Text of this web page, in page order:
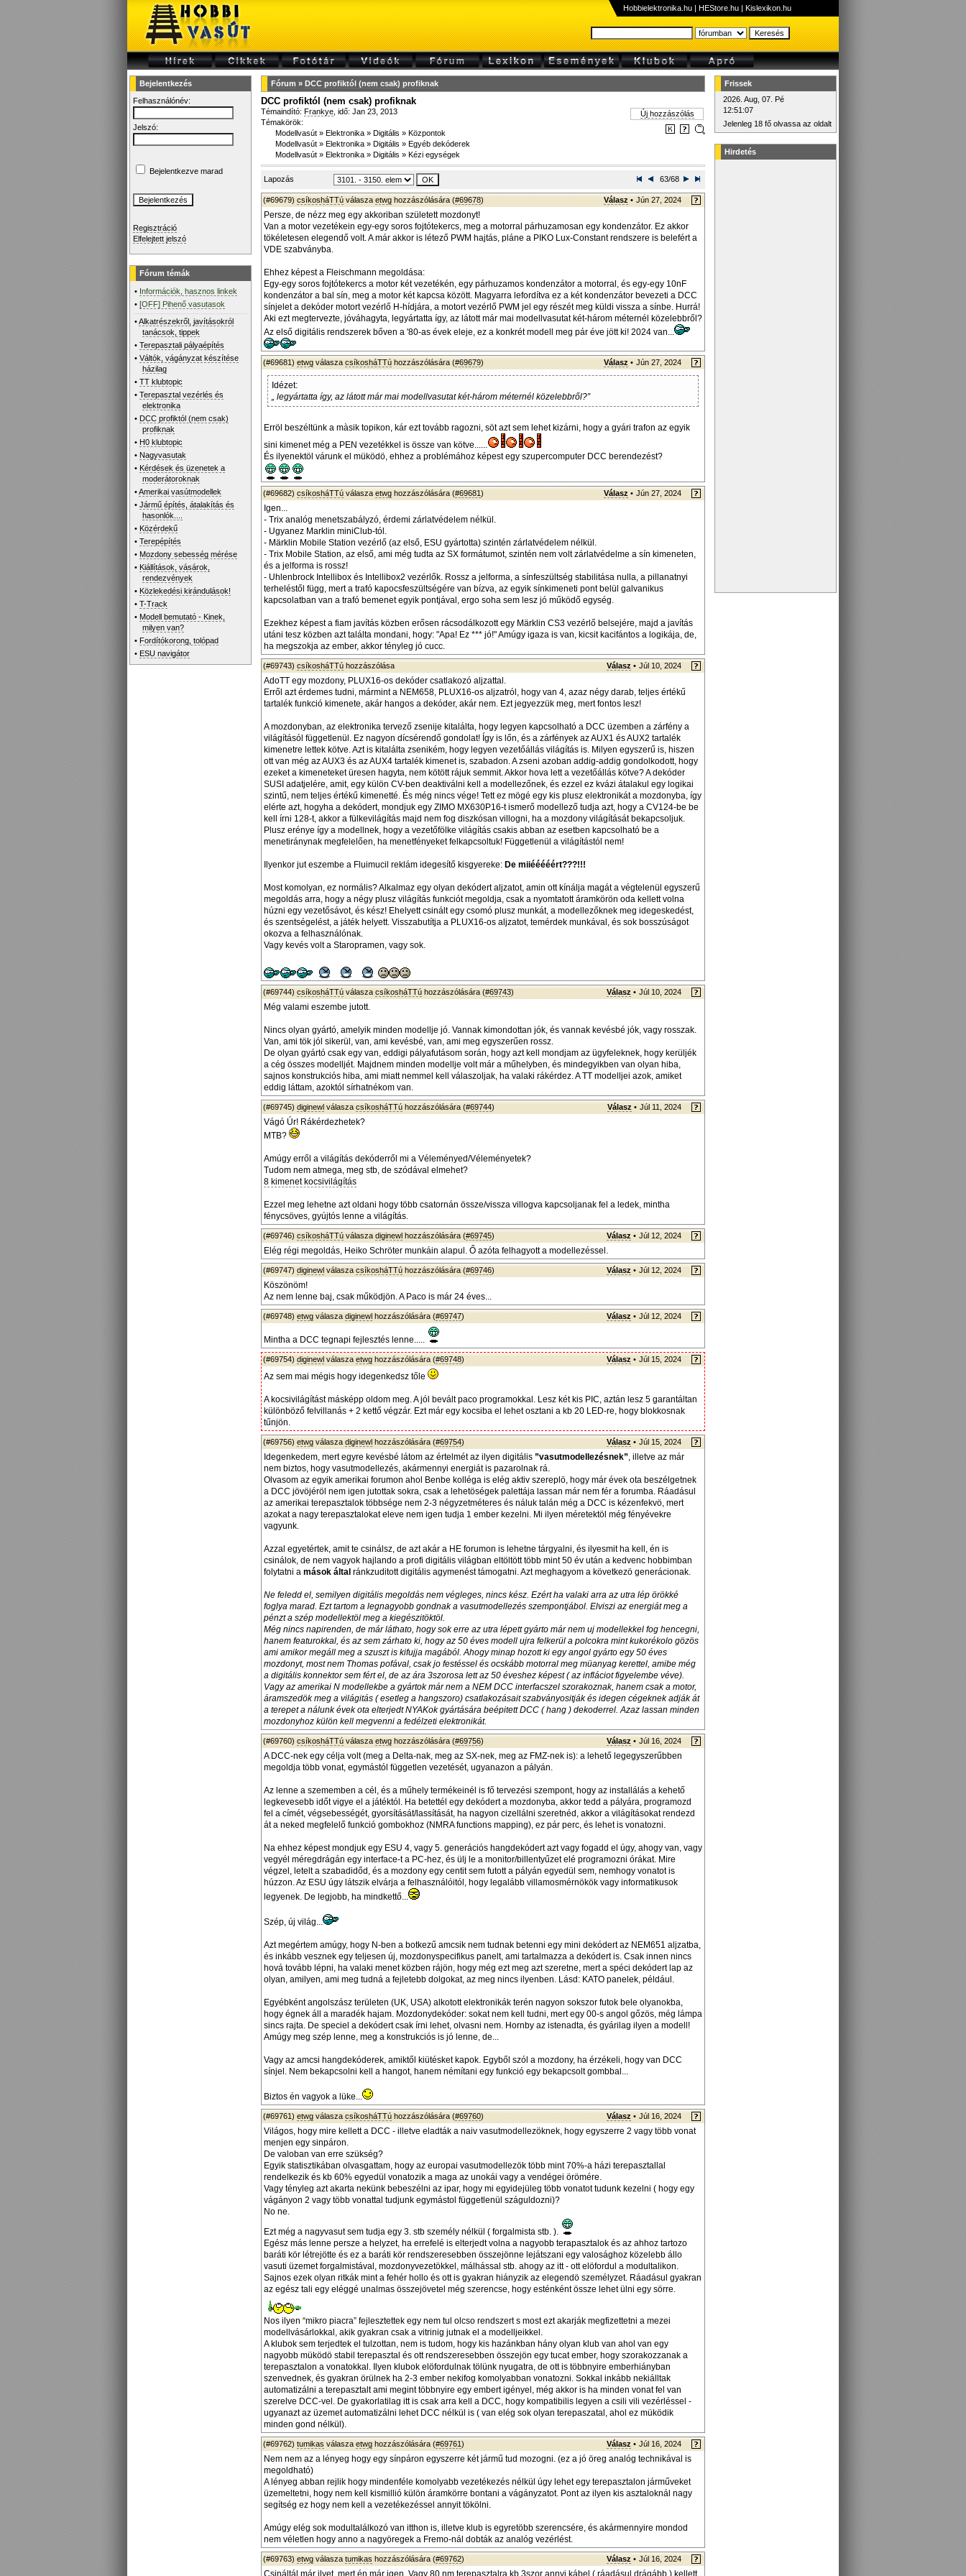
Hobbielektronika.hu | HEStore.hu | Kislexikon.hu
Bejelentkezés
Felhasználónév:
Jelszó:
Bejelentkezve marad
Regisztráció
Elfelejtett jelszó
Fórum témák
• Információk, hasznos linkek
•[OFF] Pihenő vasutasok
•Alkatrészekről, javításokról
tanácsok, tippek
•Terepasztali pályaépítés
•Váltók, vágányzat készítése
házilag
•TT klubtopic
•Terepasztal vezérlés és
elektronika
• DCC profiktól (nem csak)
profiknak
• H0 klubtopic
• Nagyvasutak
• Kérdések és üzenetek a
moderátoroknak
•Amerikai vasútmodellek
•Jármű építés, átalakítás és
hasonlók....
• Közérdekű
•Terepépítés
• Mozdony sebesség mérése
• Kiállítások, vásárok,
rendezvények
• Közlekedési kirándulások!
•T-Track
• Modell bemutató - Kinek,
milyen van?
• Fordítókorong, tolópad
• ESU navigátor
Fórum » DCC profiktól (nem csak) profiknak
DCC profiktól (nem csak) profiknak
Témaindító: Frankye , idő: Jan 23, 2013
Témakörök:
Modellvasút » Elektronika » Digitális » Központok
Modellvasút » Elektronika » Digitális » Egyéb dekóderek
Modellvasút » Elektronika » Digitális » Kézi egységek
Új hozzászólás
Lapozás 63/68
(#69679) csíkosháTTú válasza etwg hozzászólására (#69678) Válasz • Jún 27, 2024
Persze, de nézz meg egy akkoriban született mozdonyt!
Van a motor vezetékein egy-egy soros fojtótekercs, meg a motorral párhuzamosan egy kondenzátor. Ez akkor
tökéletesen elegendő volt. A már akkor is létező PWM hajtás, pláne a PIKO Lux-Constant rendszere is belefért a
VDE szabványba.
Ehhez képest a Fleischmann megoldása:
Egy-egy soros fojtótekercs a motor két vezetékén, egy párhuzamos kondenzátor a motorral, és egy-egy 10nF
kondenzátor a bal sín, meg a motor két kapcsa között. Magyarra lefordítva ez a két kondenzátor bevezeti a DCC
sínjelet a dekóder motort vezérlő H-hídjára, a motort vezérlő PWM jel egy részét meg küldi vissza a sínbe. Hurrá!
Aki ezt megtervezte, jóváhagyta, legyártatta így, az látott már mai modellvasutat két-három méternél közelebbről?
Az első digitális rendszerek bőven a '80-as évek eleje, ez a konkrét modell meg pár éve jött ki! 2024 van...
(#69681) etwg válasza csíkosháTTú hozzászólására (#69679) Válasz • Jún 27, 2024
Idézet:
„ legyártatta így, az látott már mai modellvasutat két-három méternél közelebbről?”
Erröl beszéltünk a màsik topikon, kár ezt tovább ragozni, söt azt sem lehet kizárni, hogy a gyári trafon az egyik
sini kimenet még a PEN vezetékkel is össze van kötve......
És ilyenektöl várunk el müködö, ehhez a problémához képest egy szupercomputer DCC berendezést?
(#69682) csíkosháTTú válasza etwg hozzászólására (#69681) Válasz • Jún 27, 2024
Igen...
- Trix analóg menetszabályzó, érdemi zárlatvédelem nélkül.
- Ugyanez Marklin miniClub-tól.
- Märklin Mobile Station vezérlő (az első, ESU gyártotta) szintén zárlatvédelem nélkül.
- Trix Mobile Station, az első, ami még tudta az SX formátumot, szintén nem volt zárlatvédelme a sín kimeneten,
és a jelforma is rossz!
- Uhlenbrock Intellibox és Intellibox2 vezérlők. Rossz a jelforma, a sínfeszültség stabilitása nulla, a pillanatnyi
terheléstől függ, mert a trafó kapocsfeszültségére van bízva, az egyik sínkimeneti pont belül galvanikus
kapcsolatban van a trafó bemenet egyik pontjával, ergo soha sem lesz jó működő egység.
Ezekhez képest a fiam javítás közben erősen rácsodálkozott egy Märklin CS3 vezérlő belsejére, majd a javítás
utáni tesz közben azt találta mondani, hogy: "Apa! Ez *** jó!" Amúgy igaza is van, kicsit kacifántos a logikája, de,
ha megszokja az ember, akkor tényleg jó cucc.
(#69743) csíkosháTTú hozzászólása Válasz • Júl 10, 2024
AdoTT egy mozdony, PLUX16-os dekóder csatlakozó aljzattal.
Erről azt érdemes tudni, mármint a NEM658, PLUX16-os aljzatról, hogy van 4, azaz négy darab, teljes értékű
tartalék funkció kimenete, akár hangos a dekóder, akár nem. Ezt jegyezzük meg, mert fontos lesz!
A mozdonyban, az elektronika tervező zsenije kitalálta, hogy legyen kapcsolható a DCC üzemben a zárfény a
világításól függetlenül. Ez nagyon dícsérendő gondolat! Így is lőn, és a zárfények az AUX1 és AUX2 tartalék
kimenetre lettek kötve. Azt is kitalálta zsenikém, hogy legyen vezetőállás világítás is. Milyen egyszerű is, hiszen
ott van még az AUX3 és az AUX4 tartalék kimenet is, szabadon. A zseni azoban addig-addig gondolkodott, hogy
ezeket a kimeneteket üresen hagyta, nem kötött rájuk semmit. Akkor hova lett a vezetőállás kötve? A dekóder
SUSI adatjelére, amit, egy külön CV-ben deaktiválni kell a modellezőnek, és ezzel ez kvázi átalakul egy logikai
szintű, nem teljes értékű kimenetté. És még nincs vége! Tett ez mögé egy kis plusz elektronikát a mozdonyba, így
elérte azt, hogyha a dekódert, mondjuk egy ZIMO MX630P16-t ismerő modellező tudja azt, hogy a CV124-be be
kell írni 128-t, akkor a fülkevilágítás majd nem fog diszkósan villogni, ha a mozdony világítását bekapcsoljuk.
Plusz erénye így a modellnek, hogy a vezetőfölke világítás csakis abban az esetben kapcsolható be a
menetiránynak megfelelően, ha menetfényeket felkapcsoltuk! Függetlenül a világítástól nem!
Ilyenkor jut eszembe a Fluimucil reklám idegesítő kisgyereke: De miiééééért???!!!
Most komolyan, ez normális? Alkalmaz egy olyan dekódert aljzatot, amin ott kínálja magát a végtelenül egyszerű
megoldás arra, hogy a négy plusz világítás funkciót megoldja, csak a nyomtatott áramkörön oda kellett volna
húzni egy vezetősávot, és kész! Ehelyett csinált egy csomó plusz munkát, a modellezőknek meg idegeskedést,
és szentségelést, a játék helyett. Visszabutítja a PLUX16-os aljzatot, temérdek munkával, és sok bosszúságot
okozva a felhasználónak.
Vagy kevés volt a Staropramen, vagy sok.
(#69744) csíkosháTTú válasza csíkosháTTú hozzászólására (#69743) Válasz • Júl 10, 2024
Még valami eszembe jutott.
Nincs olyan gyártó, amelyik minden modellje jó. Vannak kimondottan jók, és vannak kevésbé jók, vagy rosszak.
Van, ami tök jól sikerül, van, ami kevésbé, van, ami meg egyszerűen rossz.
De olyan gyártó csak egy van, eddigi pályafutásom során, hogy azt kell mondjam az ügyfeleknek, hogy kerüljék
a cég összes modelljét. Majdnem minden modellje volt már a műhelyben, és mindegyikben van olyan hiba,
sajnos konstrukciós hiba, ami miatt nemmel kell válaszoljak, ha valaki rákérdez. A TT modelljei azok, amiket
eddig láttam, azoktól sírhatnékom van.
(#69745) diginewl válasza csíkosháTTú hozzászólására (#69744) Válasz • Júl 11, 2024
Vágó Úr! Rákérdezhetek?
MTB?
Amúgy erről a világítás dekóderről mi a Véleményed/Véleményetek?
Tudom nem atmega, meg stb, de szódával elmehet?
8 kimenet kocsivilágítás
Ezzel meg lehetne azt oldani hogy több csatornán össze/vissza villogva kapcsoljanak fel a ledek, mintha
fénycsöves, gyújtós lenne a világítás.
(#69746) csíkosháTTú válasza diginewl hozzászólására (#69745) Válasz • Júl 12, 2024
Elég régi megoldás, Heiko Schröter munkáin alapul. Ő azóta felhagyott a modellezéssel.
(#69747) diginewl válasza csíkosháTTú hozzászólására (#69746) Válasz • Júl 12, 2024
Köszönöm!
Az nem lenne baj, csak működjön. A Paco is már 24 éves...
(#69748) etwg válasza diginewl hozzászólására (#69747) Válasz • Júl 12, 2024
Mintha a DCC tegnapi fejlesztés lenne.....
(#69754) diginewl válasza etwg hozzászólására (#69748) Válasz • Júl 15, 2024
Az sem mai mégis hogy idegenkedsz tőle
A kocsivilágítást másképp oldom meg. A jól bevált paco programokkal. Lesz két kis PIC, aztán lesz 5 garantáltan
különböző felvillanás + 2 kettő végzár. Ezt már egy kocsiba el lehet osztani a kb 20 LED-re, hogy blokkosnak
tűnjön.
(#69756) etwg válasza diginewl hozzászólására (#69754) Válasz • Júl 15, 2024
Idegenkedem, mert egyre kevésbé látom az értelmét az ilyen digitális ”vasutmodellezésnek”, illetve az már
nem biztos, hogy vasutmodellezés, akármennyi energiát is pazarolnak rá.
Olvasom az egyik amerikai forumon ahol Benbe kolléga is elég aktiv szereplö, hogy már évek ota beszélgetnek
a DCC jövöjéröl nem igen jutottak sokra, csak a lehetöségek palettája lassan már nem fér a forumba. Ráadásul
az amerikai terepasztalok többsége nem 2-3 négyzetméteres és náluk talán még a DCC is kézenfekvö, mert
azokat a nagy terepasztalokat eleve nem igen tudja 1 ember kezelni. Mi ilyen méretektöl még fényévekre
vagyunk.
Azzal egyetértek, amit te csinálsz, de azt akár a HE forumon is lehetne tárgyalni, és ilyesmit ha kell, én is
csinálok, de nem vagyok hajlando a profi digitális világban eltöltött több mint 50 év után a kedvenc hobbimban
folytatni a mások által ránkzuditott digitális agymenést támogatni. Azt meghagyom a következö generácionak.
Ne feledd el, semilyen digitális megoldás nem végleges, nincs kész. Ezért ha valaki arra az utra lép örökké
foglya marad. Ezt tartom a legnagyobb gondnak a vasutmodellezés szempontjábol. Elviszi az energiát meg a
pénzt a szép modellektöl meg a kiegészitöktöl.
Még nincs napirenden, de már láthato, hogy sok erre az utra lépett gyárto már nem uj modellekkel fog hencegni,
hanem featurokkal, és az sem zárhato ki, hogy az 50 éves modell ujra felkerül a polcokra mint kukorékolo gözös
ami amikor megáll meg a szuszt is kifujja magából. Ahogy minap hozott ki egy angol gyárto egy 50 éves
mozdonyt, most nem Thomas pofával, csak jo festéssel és ocskább motorral meg müanyag kerettel, amibe még
a digitális konnektor sem fért el, de az ára 3szorosa lett az 50 éveshez képest ( az infláciot figyelembe véve).
Vagy az amerikai N modellekbe a gyártok már nem a NEM DCC interfacszel szorakoznak, hanem csak a motor,
áramszedök meg a világitás ( esetleg a hangszoro) csatlakozásait szabványositják és idegen cégeknek adják át
a terepet a nálunk évek ota elterjedt NYAKok gyártására beépitett DCC ( hang ) dekoderrel. Azaz lassan minden
mozdonyhoz külön kell megvenni a fedélzeti elektronikát.
(#69760) csíkosháTTú válasza etwg hozzászólására (#69756) Válasz • Júl 16, 2024
A DCC-nek egy célja volt (meg a Delta-nak, meg az SX-nek, meg az FMZ-nek is): a lehető legegyszerűbben
megoldja több vonat, egymástól független vezetését, ugyanazon a pályán.
Az lenne a szememben a cél, és a műhely termékeinél is fő tervezési szempont, hogy az installálás a kehető
legkevesebb időt vigye el a játéktól. Ha betettél egy dekódert a mozdonyba, akkor tedd a pályára, programozd
fel a címét, végsebességét, gyorsítását/lassítását, ha nagyon cizellálni szeretnéd, akkor a világításokat rendezd
át a neked megfelelő funkció gombokhoz (NMRA functions mapping), ez pár perc, és lehet is vonatozni.
Na ehhez képest mondjuk egy ESU 4, vagy 5. generációs hangdekódert azt vagy fogadd el úgy, ahogy van, vagy
vegyél méregdrágán egy interface-t a PC-hez, és ülj le a monitor/billentyűzet elé programozni órákat. Mire
végzel, letelt a szabadidőd, és a mozdony egy centit sem futott a pályán egyedül sem, nemhogy vonatot is
húzzon. Az ESU úgy látszik elvárja a felhasználóitól, hogy legalább villamosmérnökök vagy informatikusok
legyenek. De legjobb, ha mindkettő...
Szép, új világ...
Azt megértem amúgy, hogy N-ben a botkezű amcsik nem tudnak betenni egy mini dekódert az NEM651 aljzatba,
és inkább vesznek egy teljesen új, mozdonyspecifikus panelt, ami tartalmazza a dekódert is. Csak innen nincs
hová tovább lépni, ha valaki menet közben rájön, hogy még ezt meg azt szeretne, mert a spéci dekódert lap az
olyan, amilyen, ami meg tudná a fejletebb dolgokat, az meg nincs ilyenben. Lásd: KATO panelek, például.
Egyébként angolszász területen (UK, USA) alkotott elektronikák terén nagyon sokszor futok bele olyanokba,
hogy égnek áll a maradék hajam. Mozdonydekóder: sokat nem kell tudni, mert egy 00-s angol gőzös, még lámpa
sincs rajta. De speciel a dekódert csak írni lehet, olvasni nem. Hornby az istenadta, és gyárilag ilyen a modell!
Amúgy meg szép lenne, meg a konstrukciós is jó lenne, de...
Vagy az amcsi hangdekóderek, amiktől kiütésket kapok. Egyből szól a mozdony, ha érzékeli, hogy van DCC
sínjel. Nem bekapcsolni kell a hangot, hanem némítani egy funkció egy bekapcsolt gombbal...
Biztos én vagyok a lüke...
(#69761) etwg válasza csíkosháTTú hozzászólására (#69760) Válasz • Júl 16, 2024
Világos, hogy mire kellett a DCC - illetve eladták a naiv vasutmodellezöknek, hogy egyszerre 2 vagy több vonat
menjen egy sinpáron.
De valoban van erre szükség?
Egyik statisztikában olvasgattam, hogy az europai vasutmodellezök több mint 70%-a házi terepasztallal
rendelkezik és kb 60% egyedül vonatozik a maga az unokái vagy a vendégei örömére.
Vagy tényleg azt akarta nekünk bebeszélni az ipar, hogy mi egyidejüleg több vonatot tudunk kezelni ( hogy egy
vágányon 2 vagy több vonattal tudjunk egymástol függetlenül száguldozni)?
No ne.
Ezt még a nagyvasut sem tudja egy 3. stb személy nélkül ( forgalmista stb. ).
Egész más lenne persze a helyzet, ha errefelé is elterjedt volna a nagyobb terapasztalok és az ahhoz tartozo
baráti kör létrejötte és ez a baráti kör rendszeresebben összejönne lejátszani egy valosághoz közelebb állo
vasuti üzemet forgalmistával, mozdonyvezetökkel, málhással stb. ahogy az itt - ott elöfordul a modultalikon.
Sajnos ezek olyan ritkák mint a fehér hollo és ott is gyakran hiányzik az elegendö személyzet. Ráadásul gyakran
az egész tali egy eléggé unalmas összejövetel még szerencse, hogy esténként össze lehet ülni egy sörre.
Nos ilyen “mikro piacra” fejlesztettek egy nem tul olcso rendszert s most ezt akarják megfizettetni a mezei
modellvásárlokkal, akik gyakran csak a vitrinig jutnak el a modelljeikkel.
A klubok sem terjedtek el tulzottan, nem is tudom, hogy kis hazánkban hány olyan klub van ahol van egy
nagyobb müködö stabil terepasztal és ott rendszeresebben összejön egy tucat ember, hogy szorakozzanak a
terepasztalon a vonatokkal. Ilyen klubok elöfordulnak tölünk nyugatra, de ott is többnyire emberhiányban
szenvednek, és gyakran örülnek ha 2-3 ember nekifog komolyabban vonatozni. Sokkal inkább nekiálltak
automatizálni a terepasztalt ami megint többnyire egy embert igényel, még akkor is ha minden vonat fel van
szerelve DCC-vel. De gyakorlatilag itt is csak arra kell a DCC, hogy kompatibilis legyen a csili vili vezérléssel -
ugyanazt az üzemet automatizálni lehet DCC nélkül is ( van elég sok olyan terepaszatal, ahol ez müködik
minden gond nélkül).
(#69762) tumikas válasza etwg hozzászólására (#69761) Válasz • Júl 16, 2024
Nem nem az a lényeg hogy egy sínpáron egyszerre két jármű tud mozogni. (ez a jó öreg analóg technikával is
megoldható)
A lényeg abban rejlik hogy mindenféle komolyabb vezetékezés nélkül úgy lehet egy terepasztalon járműveket
üzemeltetni, hogy nem kell kismillió külön áramkörre bontani a vágányzatot. Pont az ilyen kis asztaloknál nagy
segítség ez hogy nem kell a vezetékezéssel annyit tökölni.
Amúgy elég sok modultalálkozó van itthon is, illetve klub is egyretöbb szerencsére, és akármennyire mondod
nem véletlen hogy anno a nagyöregek a Fremo-nál dobták az analóg vezérlést.
(#69763) etwg válasza tumikas hozzászólására (#69762) Válasz • Júl 16, 2024
Csináltál már ilyet, mert én már igen. Vagy 80 nm terepasztalra kb 3szor annyi kábel ( ráadásul drágább ) kellett
Frissek
2026. Aug, 07. Pé
12:51:07
Jelenleg 18 fő olvassa az oldalt
Hirdetés